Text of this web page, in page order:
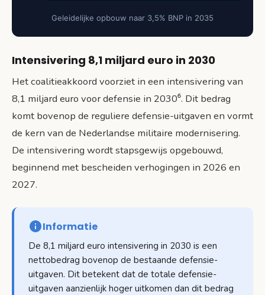
Geleidelijke opbouw naar 3,5% BNP in 2035
Intensivering 8,1 miljard euro in 2030
Het coalitieakkoord voorziet in een intensivering van
8,1 miljard euro voor defensie in 2030⁶. Dit bedrag
komt bovenop de reguliere defensie-uitgaven en vormt
de kern van de Nederlandse militaire modernisering.
De intensivering wordt stapsgewijs opgebouwd,
beginnend met bescheiden verhogingen in 2026 en
2027.
Informatie
De 8,1 miljard euro intensivering in 2030 is een
nettobedrag bovenop de bestaande defensie-
uitgaven. Dit betekent dat de totale defensie-
uitgaven aanzienlijk hoger uitkomen dan dit bedrag